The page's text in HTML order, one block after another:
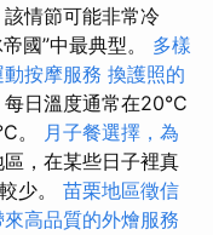
情節可能非常冷
國”中最典型。 多樣
動按摩服務 換護照的
日溫度通常在20°C
。
月子餐選擇，為
，在某些日子裡真
少。 苗栗地區徵信
高品質的外燴服務